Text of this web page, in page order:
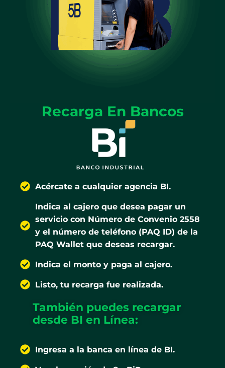
Recarga En Bancos
Acércate a cualquier agencia BI.
Indica al cajero que desea pagar un
servicio con Número de Convenio 2558
y el número de teléfono (PAQ ID) de la
PAQ Wallet que deseas recargar.
Indica el monto y paga al cajero.
Listo, tu recarga fue realizada.
También puedes recargar
desde BI en Línea:
Ingresa a la banca en línea de BI.